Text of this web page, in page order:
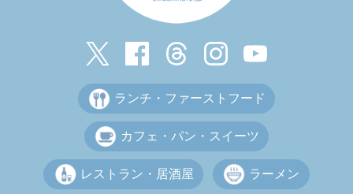
ランチ・ファーストフード
カフェ・パン・スイーツ
レストラン・居酒屋 ラーメン